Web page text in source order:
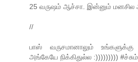
25 வருஷம் ஆச்சா. இன்னும் மனசில
//
பாஸ் வருசமானாலும்
அங்கேயே நிக்கிதுல்ல :)))))))))